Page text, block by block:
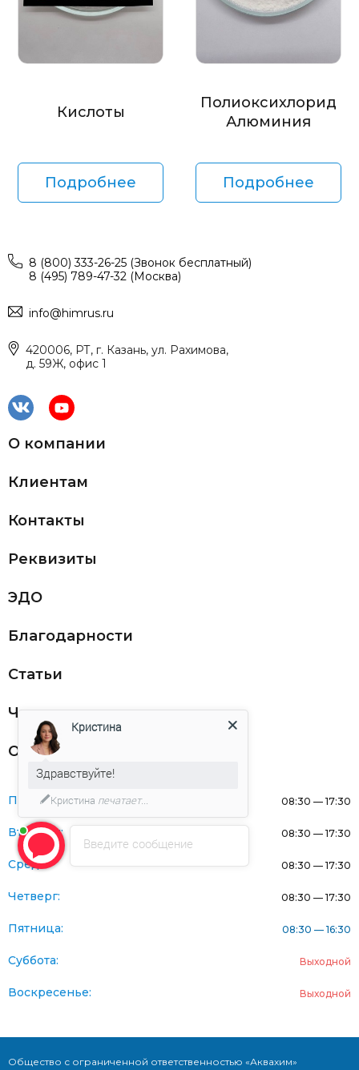
Кислоты
Подробнее
Полиоксихлорид
Алюминия
Подробнее
8 (800) 333-26-25 (Звонок бесплатный)
8 (495) 789-47-32 (Москва)
info@himrus.ru
420006, РТ, г. Казань, ул. Рахимова,
д. 59Ж, офис 1
О компании
Клиентам
Контакты
Реквизиты
ЭДО
Благодарности
Статьи
Частникам
Оферта
Понедельник: 08:30 — 17:30
Вторник: 08:30 — 17:30
Среда: 08:30 — 17:30
Четверг: 08:30 — 17:30
Пятница: 08:30 — 16:30
Суббота: Выходной
Воскресенье: Выходной
Общество с ограниченной ответственностью «Аквахим»
Введите сообщение
Кристина
Здравствуйте!
Кристина печатает...